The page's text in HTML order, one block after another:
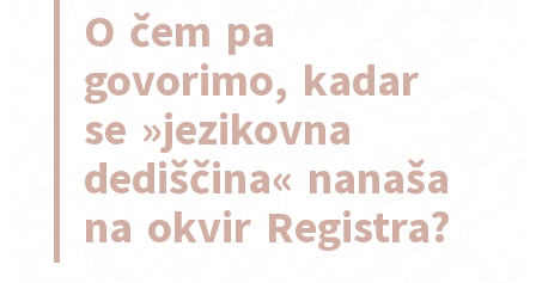
O čem pa
govorimo, kadar
se »jezikovna
dediščina« nanaša
na okvir Registra?